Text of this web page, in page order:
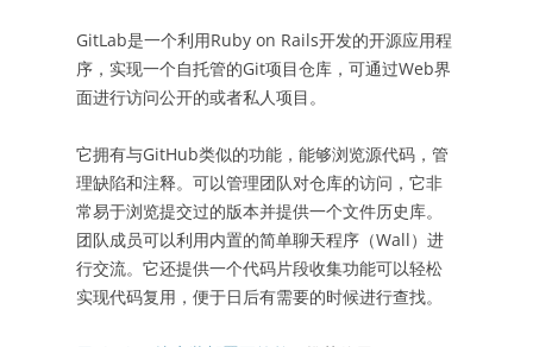
GitLab是一个利用Ruby on Rails开发的开源应用程
序，实现一个自托管的Git项目仓库，可通过Web界
面进行访问公开的或者私人项目。
它拥有与GitHub类似的功能，能够浏览源代码，管
理缺陷和注释。可以管理团队对仓库的访问，它非
常易于浏览提交过的版本并提供一个文件历史库。
团队成员可以利用内置的简单聊天程序（Wall）进
行交流。它还提供一个代码片段收集功能可以轻松
实现代码复用，便于日后有需要的时候进行查找。